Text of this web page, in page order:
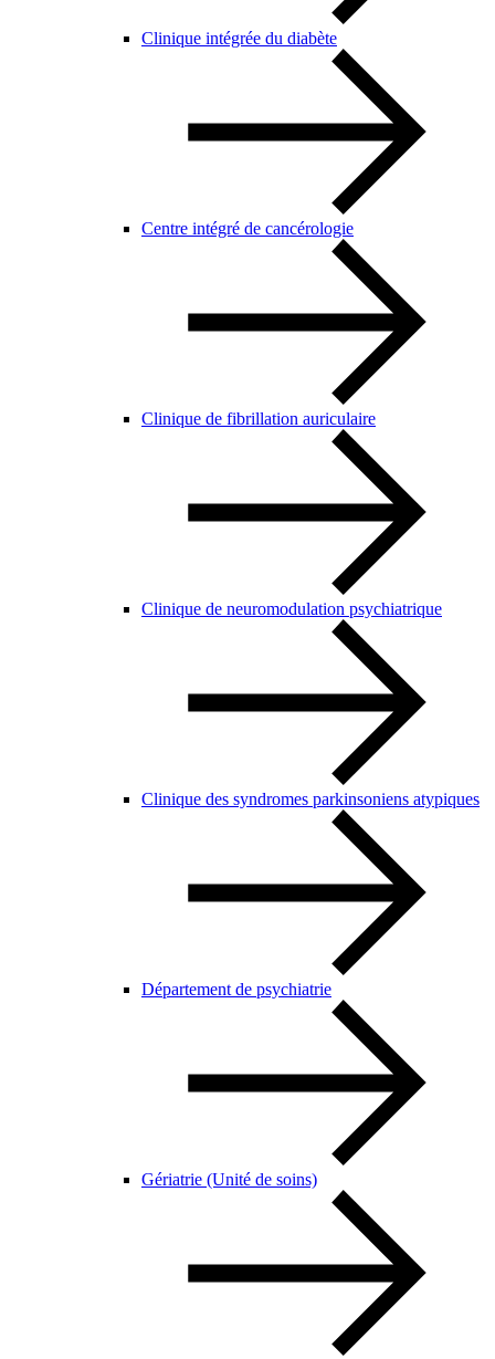
Clinique intégrée du diabète
Centre intégré de cancérologie
Clinique de fibrillation auriculaire
Clinique de neuromodulation psychiatrique
Clinique des syndromes parkinsoniens atypiques
Département de psychiatrie
Gériatrie (Unité de soins)